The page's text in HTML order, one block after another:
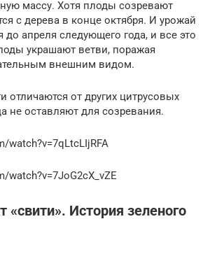
массу. Хотя плоды созревают
с дерева в конце октября. И урожай
до апреля следующего года, и все это
украшают ветви, поражая
внешним видом.
отличаются от других цитрусовых
не оставляют для созревания.
watch?v=7qLtcLIjRFA
watch?v=7JoG2cX_vZE
История зеленого